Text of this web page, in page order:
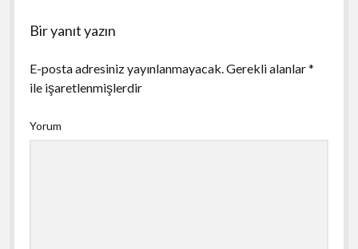
Bir yanıt yazın
E-posta adresiniz yayınlanmayacak.Gerekli alanlar*
ile işaretlenmişlerdir
Yorum